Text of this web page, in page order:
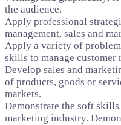
the audience.
Apply professional
management, sales and
Apply a variety of
skills to manage customer
Develop sales and
of products, goods or
markets.
Demonstrate the soft
marketing industry.